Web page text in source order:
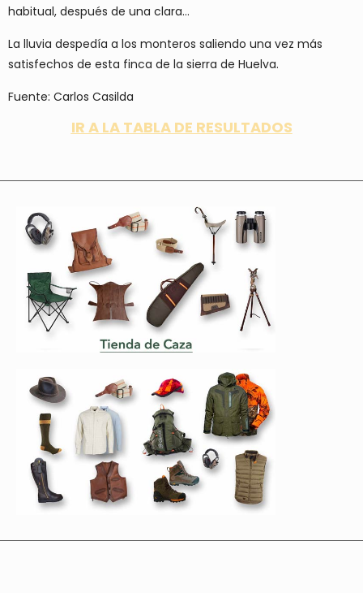
habitual, después de una clara…
La lluvia despedía a los monteros saliendo una vez más
satisfechos de esta finca de la sierra de Huelva.
Fuente: Carlos Casilda
IR A LA TABLA DE RESULTADOS